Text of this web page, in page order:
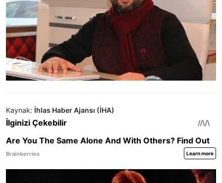
Kaynak: İhlas Haber Ajansı (İHA)